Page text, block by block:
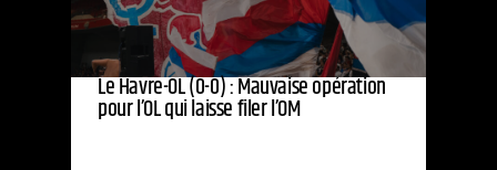
Le Havre-OL (0-0) : Mauvaise opération
pour l’OL qui laisse filer l’OM